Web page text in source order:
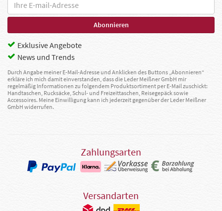
Exklusive Angebote
News und Trends
Durch Angabe meiner E-Mail-Adresse und Anklicken des Buttons „Abonnieren“
erkläre ich mich damit einverstanden, dass die Leder Meißner GmbH mir
regelmäßig Informationen zu folgendem Produktsortiment per E-Mail zuschickt:
Handtaschen, Rucksäcke, Schul- und Freizeittaschen, Reisegepäck sowie
Accessoires. Meine Einwilligung kann ich jederzeit gegenüber der Leder Meißner
GmbH widerrufen.
Zahlungsarten
Versandarten